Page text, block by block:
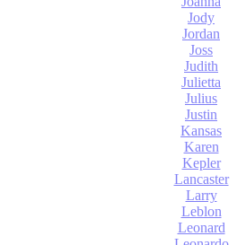
Jody
Jordan
Joss
Judith
Julietta
Julius
Justin
Kansas
Karen
Kepler
Lancaster
Larry
Leblon
Leonard